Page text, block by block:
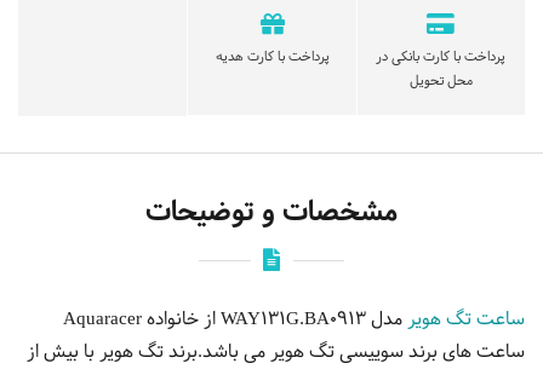
پرداخت با کارت بانکی در
محل تحویل
پرداخت با کارت هدیه
مشخصات و توضیحات
ساعت تگ هویر
مدل WAY131G.BA0913 از خانواده Aquaracer
ساعت های برند سوییسی تگ هویر می باشد.برند تگ هویر با بیش از